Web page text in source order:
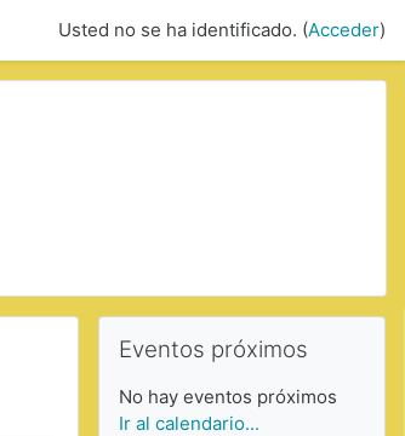
Usted no se ha identificado. (Acceder)
Saltar Eventos próximos
Eventos próximos
No hay eventos próximos
Ir al calendario...